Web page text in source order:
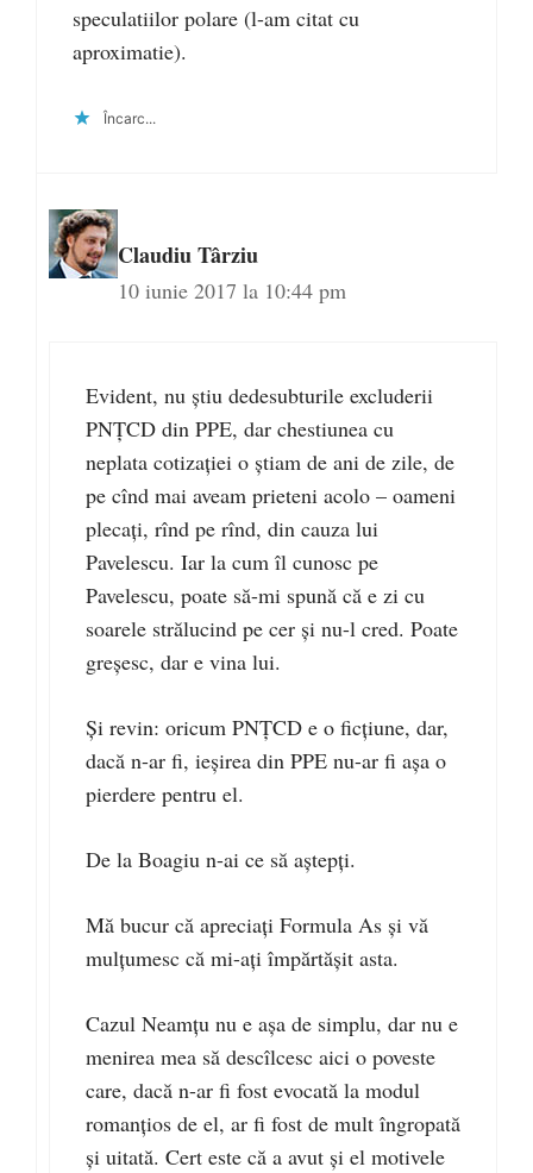
speculatiilor polare (l-am citat cu
aproximatie).
Încarc...
Claudiu Târziu
10 iunie 2017 la 10:44 pm
Evident, nu știu dedesubturile excluderii
PNȚCD din PPE, dar chestiunea cu
neplata cotizației o știam de ani de zile, de
pe cînd mai aveam prieteni acolo – oameni
plecați, rînd pe rînd, din cauza lui
Pavelescu. Iar la cum îl cunosc pe
Pavelescu, poate să-mi spună că e zi cu
soarele strălucind pe cer și nu-l cred. Poate
greșesc, dar e vina lui.
Și revin: oricum PNȚCD e o ficțiune, dar,
dacă n-ar fi, ieșirea din PPE nu-ar fi așa o
pierdere pentru el.
De la Boagiu n-ai ce să aștepți.
Mă bucur că apreciați Formula As și vă
mulțumesc că mi-ați împărtășit asta.
Cazul Neamțu nu e așa de simplu, dar nu e
menirea mea să descîlcesc aici o poveste
care, dacă n-ar fi fost evocată la modul
romanțios de el, ar fi fost de mult îngropată
și uitată. Cert este că a avut și el motivele